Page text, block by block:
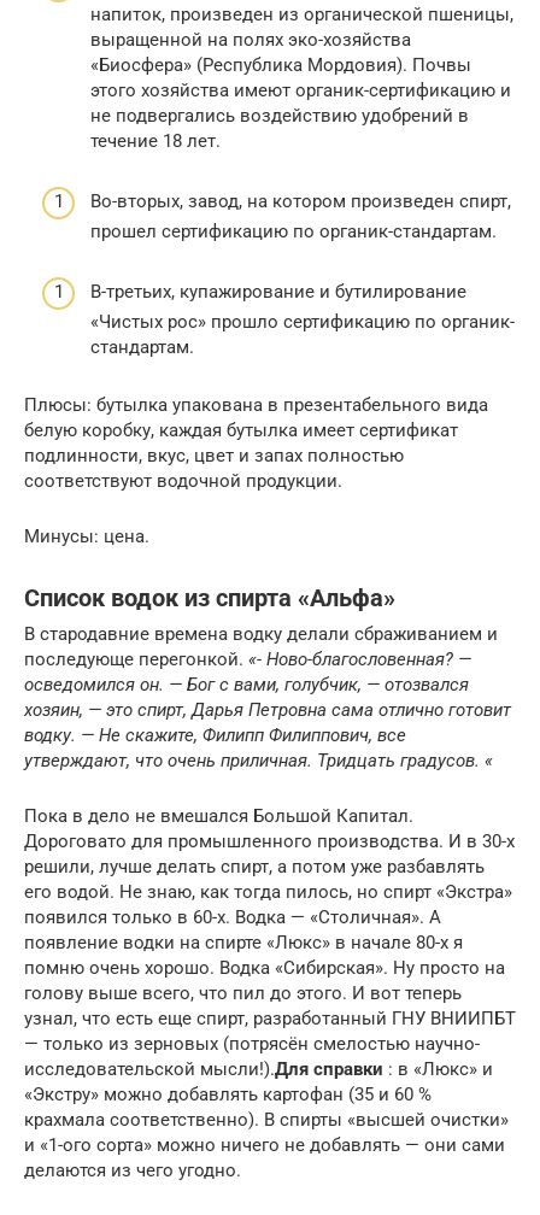
напиток, произведен из органической пшеницы,
выращенной на полях эко-хозяйства
«Биосфера» (Республика Мордовия). Почвы
этого хозяйства имеют органик-сертификацию и
не подвергались воздействию удобрений в
течение 18 лет.
Во-вторых, завод, на котором произведен спирт,
прошел сертификацию по органик-стандартам.
В-третьих, купажирование и бутилирование
«Чистых рос» прошло сертификацию по органик-
стандартам.
Плюсы: бутылка упакована в презентабельного вида
белую коробку, каждая бутылка имеет сертификат
подлинности, вкус, цвет и запах полностью
соответствуют водочной продукции.
Минусы: цена.
Список водок из спирта «Альфа»
В стародавние времена водку делали сбраживанием и
последующе перегонкой. «- Ново-благословенная? —
осведомился он. — Бог с вами, голубчик, — отозвался
хозяин, — это спирт, Дарья Петровна сама отлично готовит
водку. — Не скажите, Филипп Филиппович, все
утверждают, что очень приличная. Тридцать градусов. «
Пока в дело не вмешался Большой Капитал.
Дороговато для промышленного производства. И в 30-х
решили, лучше делать спирт, а потом уже разбавлять
его водой. Не знаю, как тогда пилось, но спирт «Экстра»
появился только в 60-х. Водка — «Столичная». А
появление водки на спирте «Люкс» в начале 80-х я
помню очень хорошо. Водка «Сибирская». Ну просто на
голову выше всего, что пил до этого. И вот теперь
узнал, что есть еще спирт, разработанный ГНУ ВНИИПБТ
— только из зерновых (потрясён смелостью научно-
исследовательской мысли!).Для справки : в «Люкс» и
«Экстру» можно добавлять картофан (35 и 60 %
крахмала соответственно). В спирты «высшей очистки»
и «1-ого сорта» можно ничего не добавлять — они сами
делаются из чего угодно.